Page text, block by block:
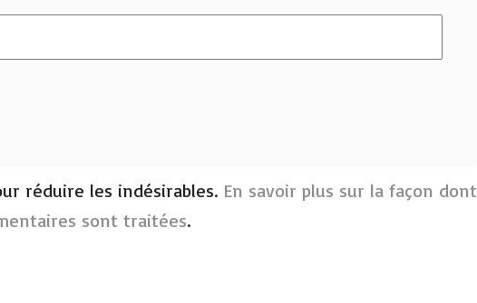
réduire les indésirables. En savoir plus sur la façon dont
sont traitées.